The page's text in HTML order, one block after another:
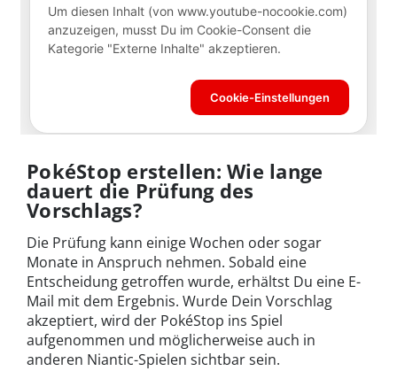
PokéStop erstellen: Wie lange
dauert die Prüfung des
Vorschlags?
Die Prüfung kann einige Wochen oder sogar
Monate in Anspruch nehmen. Sobald eine
Entscheidung getroffen wurde, erhältst Du eine E-
Mail mit dem Ergebnis. Wurde Dein Vorschlag
akzeptiert, wird der PokéStop ins Spiel
aufgenommen und möglicherweise auch in
anderen Niantic-Spielen sichtbar sein.